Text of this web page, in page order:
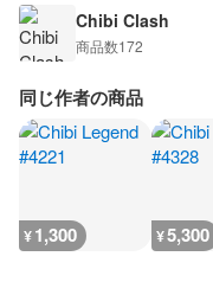
Chibi Clash
商品数172
同じ作者の商品
¥1,300 ¥5,300